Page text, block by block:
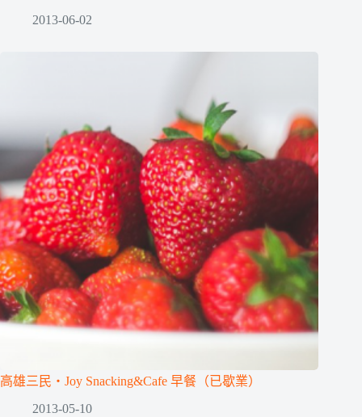
2013-06-02
高雄三民‧Joy Snacking&Cafe 早餐（已歇業）
2013-05-10